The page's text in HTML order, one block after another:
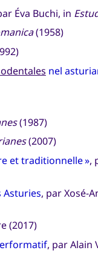
Éva Buchi, in
(1958)
nel
(1987)
(2007)
et traditionnelle »,
Asturies, par Xosé-
(2017)
, par Alain